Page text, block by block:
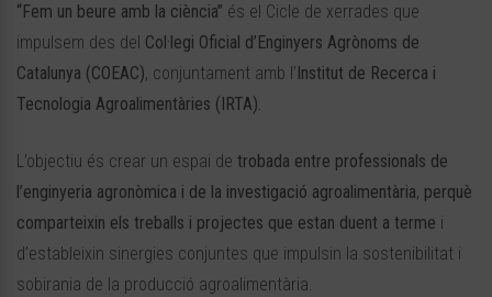
“Fem un beure amb la ciència” és el Cicle de xerrades que
impulsem des del Col·legi Oficial d’Enginyers Agrònoms de
Catalunya (COEAC), conjuntament amb l’Institut de Recerca i
Tecnologia Agroalimentàries (IRTA).
L’objectiu és crear un espai de trobada entre professionals de
l’enginyeria agronòmica i de la investigació agroalimentària, perquè
comparteixin els treballs i projectes que estan duent a terme i
d’estableixin sinergies conjuntes que impulsin la sostenibilitat i
sobirania de la producció agroalimentària.